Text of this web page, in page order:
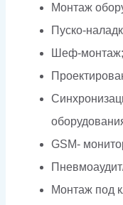
Монтаж
Пуско-
Шеф-монтаж;
GSM-
Монтаж под